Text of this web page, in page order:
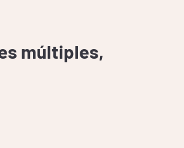
múltiples,